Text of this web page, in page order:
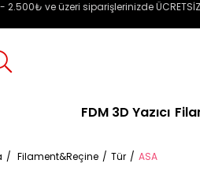
2.500₺ ve üzeri siparişlerinizde
FDM 3D Yazıcı
Filament&Reçine Tür ASA